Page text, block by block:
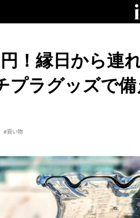
！縁日から連
プラグッズで
#買い物